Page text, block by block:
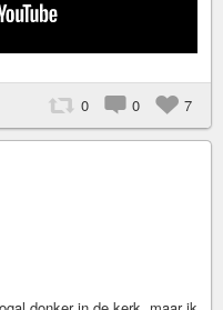
0 0 7